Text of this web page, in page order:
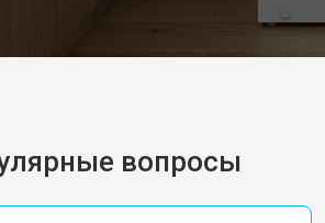
вопросы